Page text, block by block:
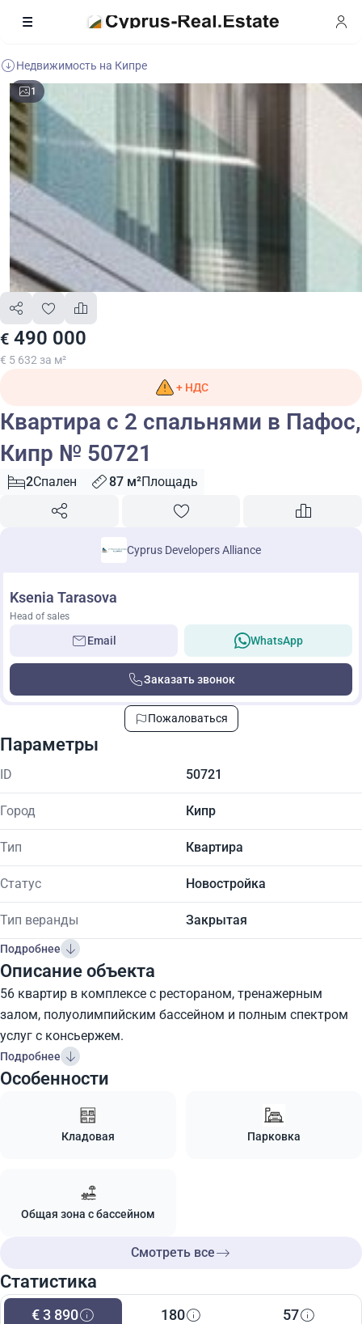
Недвижимость на Кипре
1
€ 490 000
€ 5 632 за м²
+ НДС
Квартира с 2 спальнями в Пафос,
Кипр № 50721
2Спален 87 м²Площадь
Cyprus Developers Alliance
Ksenia Tarasova
Head of sales
Email WhatsApp
Заказать звонок
Пожаловаться
Параметры
ID 50721
Город Кипр
Тип Квартира
Статус Новостройка
Тип веранды Закрытая
Подробнее
Описание объекта
56 квартир в комплексе с рестораном, тренажерным
залом, полуолимпийским бассейном и полным спектром
услуг с консьержем.
Подробнее
Особенности
Кладовая Парковка
Общая зона с бассейном
Смотреть все
Статистика
€ 3 890 180 57